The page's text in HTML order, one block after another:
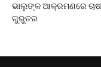
ଭାଲୁଙ୍କ ଆକ୍ରମଣରେ
ଗୁରୁତର